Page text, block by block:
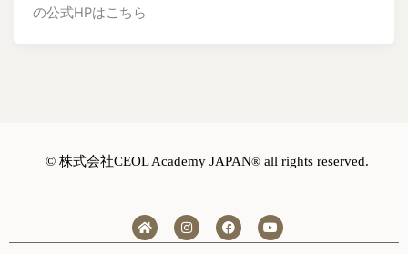
の公式HPはこちら
©️ 株式会社CEOL Academy JAPAN® all rights reserved.
H
o
m
I
n
s
F
a
c
Y
o
u